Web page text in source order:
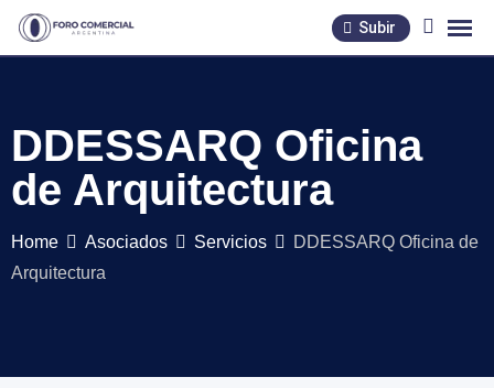
Skip
Subir
DDESSARQ Oficina
de Arquitectura
Home Asociados Servicios
DDESSARQ Oficina de
Arquitectura